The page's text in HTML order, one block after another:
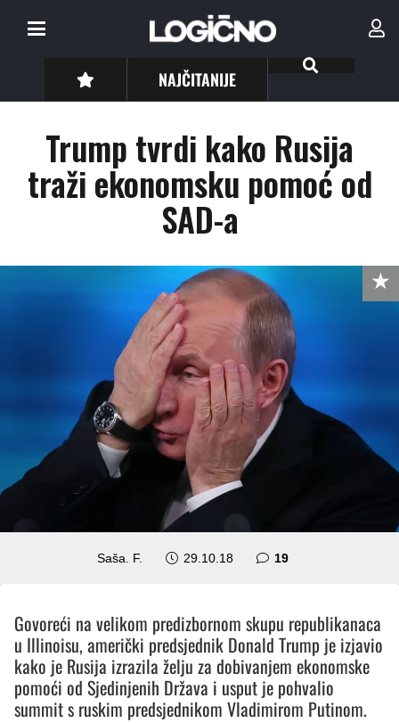
NAJČITANIJE
Trump tvrdi kako Rusija
traži ekonomsku pomoć od
SAD-a
Saša. F. 29.10.18 19komentara
Govoreći na velikom predizbornom skupu republikanaca
u Illinoisu, američki predsjednik Donald Trump je izjavio
kako je Rusija izrazila želju za dobivanjem ekonomske
pomoći od Sjedinjenih Država i usput je pohvalio
summit s ruskim predsjednikom Vladimirom Putinom.